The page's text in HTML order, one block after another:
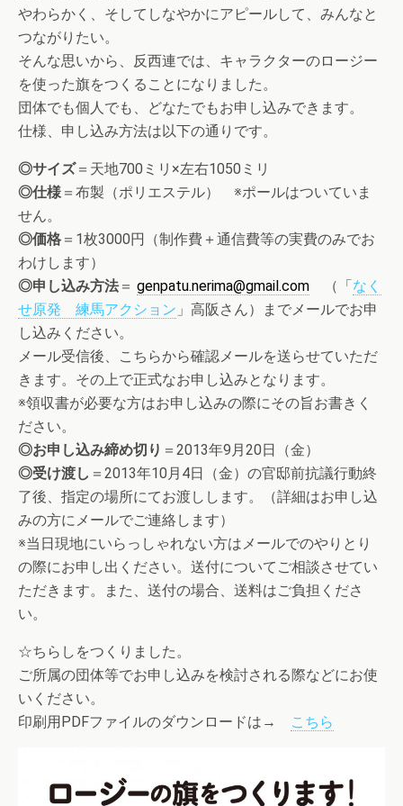
やわらかく、そしてしなやかにアピールして、みんなと
つながりたい。
そんな思いから、反西連では、キャラクターのロージー
を使った旗をつくることになりました。
団体でも個人でも、どなたでもお申し込みできます。
仕様、申し込み方法は以下の通りです。
◎サイズ＝天地700ミリ×左右1050ミリ
◎仕様 ＝布製（ポリエステル） ※ポールはついていま
せん。
◎価格 ＝1枚3000円（制作費＋通信費等の実費のみでお
わけします）
◎申し込み方法 ＝ genpatu.nerima@gmail.com （「なく
せ原発 練馬アクション 」高阪さん）までメールでお申
し込みください。
メール受信後、こちらから確認メールを送らせていただ
きます。その上で正式なお申し込みとなります。
※領収書が必要な方はお申し込みの際にその旨お書きく
ださい。
◎お申し込み締め切り ＝2013年9月20日（金）
◎受け渡し ＝2013年10月4日（金）の官邸前抗議行動終
了後、指定の場所にてお渡しします。（詳細はお申し込
みの方にメールでご連絡します）
※当日現地にいらっしゃれない方はメールでのやりとり
の際にお申し出ください。送付についてご相談させてい
ただきます。また、送付の場合、送料はご負担くださ
い。
☆ちらしをつくりました。
ご所属の団体等でお申し込みを検討される際などにお使
いください。
印刷用PDFファイルのダウンロードは→
こちら